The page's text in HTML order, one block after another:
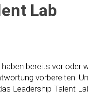
Lab
haben bereits vor oder
vorbereiten.
Leadership Talent